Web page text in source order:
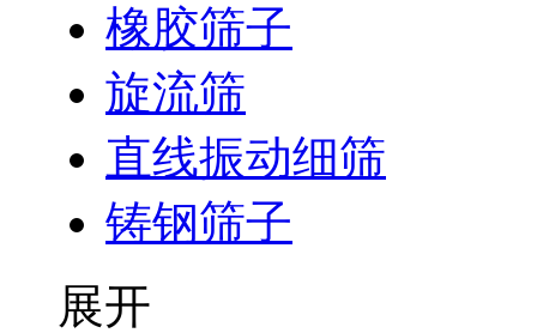
橡胶筛子
旋流筛
直线振动细筛
铸钢筛子
展开